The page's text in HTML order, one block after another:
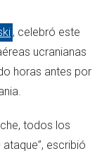
, celebró este
ucranianas
horas antes por
todos los
escribió